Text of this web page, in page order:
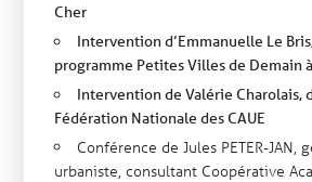
Cher
Intervention d’Emmanuelle Le
programme Petites Villes de Demain à
Intervention de Valérie Charolais,
Fédération Nationale des CAUE
Conférence de Jules PETER-JAN,
urbaniste, consultant Coopérative